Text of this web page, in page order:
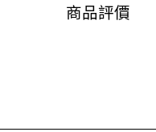
商品評價